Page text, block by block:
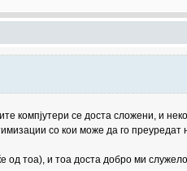
компјутери се доста сложени, и
со кои може да го
тоа), и тоа доста добро ми